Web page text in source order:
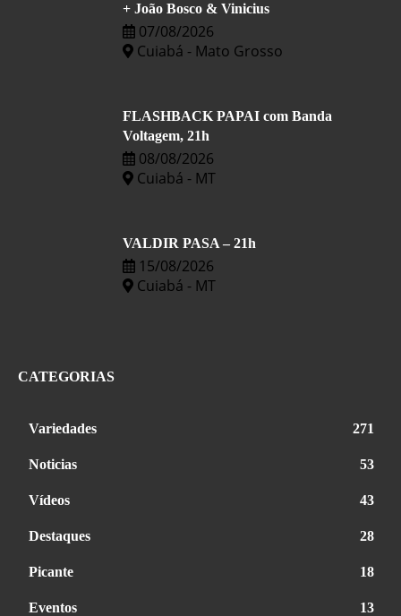
+ João Bosco & Vinicius
07/08/2026
Cuiabá - Mato Grosso
FLASHBACK PAPAI com Banda
Voltagem, 21h
08/08/2026
Cuiabá - MT
VALDIR PASA – 21h
15/08/2026
Cuiabá - MT
CATEGORIAS
Variedades 271
Noticias 53
Vídeos 43
Destaques 28
Picante 18
Eventos 13